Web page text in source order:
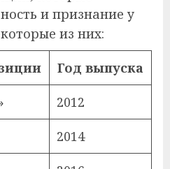
и признание у
из них:
Год выпуска
2012
2014